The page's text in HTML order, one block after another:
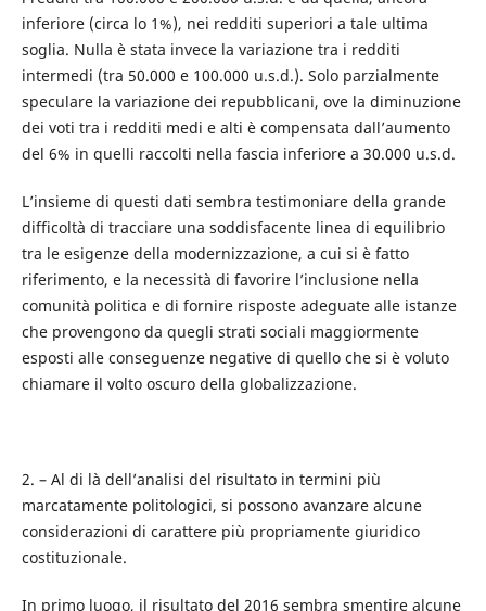
inferiore (circa lo 1%), nei redditi superiori a tale ultima
soglia. Nulla è stata invece la variazione tra i redditi
intermedi (tra 50.000 e 100.000 u.s.d.). Solo parzialmente
speculare la variazione dei repubblicani, ove la diminuzione
dei voti tra i redditi medi e alti è compensata dall’aumento
del 6% in quelli raccolti nella fascia inferiore a 30.000 u.s.d.
L’insieme di questi dati sembra testimoniare della grande
difficoltà di tracciare una soddisfacente linea di equilibrio
tra le esigenze della modernizzazione, a cui si è fatto
riferimento, e la necessità di favorire l’inclusione nella
comunità politica e di fornire risposte adeguate alle istanze
che provengono da quegli strati sociali maggiormente
esposti alle conseguenze negative di quello che si è voluto
chiamare il volto oscuro della globalizzazione.
2. – Al di là dell’analisi del risultato in termini più
marcatamente politologici, si possono avanzare alcune
considerazioni di carattere più propriamente giuridico
costituzionale.
In primo luogo, il risultato del 2016 sembra smentire alcune